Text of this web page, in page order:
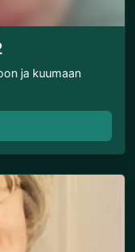
ja kuumaan